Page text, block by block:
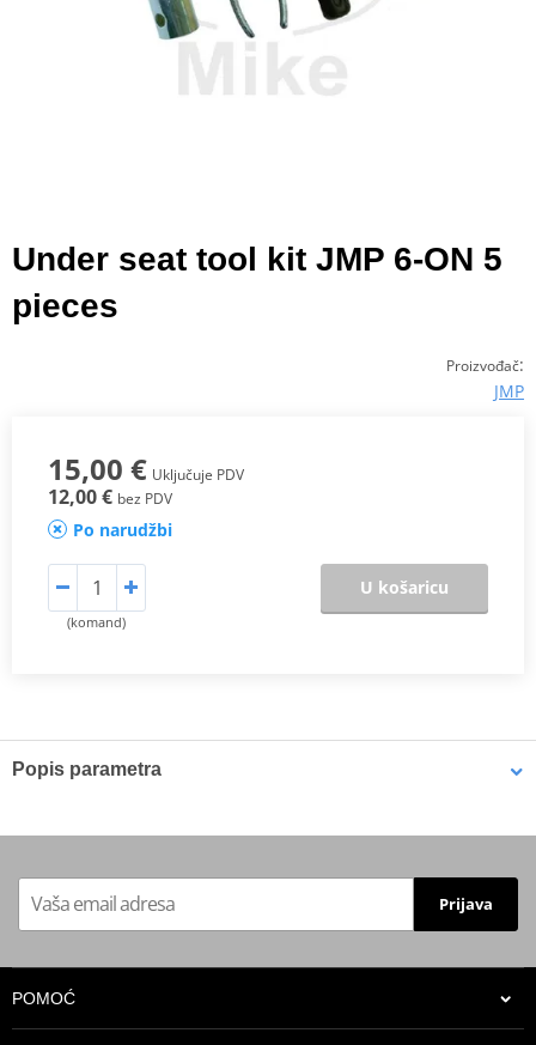
Under seat tool kit JMP 6-ON 5
pieces
Proizvođač:
JMP
15,00 € Uključuje PDV
12,00 € bez PDV
Po narudžbi
(komand)
U košaricu
Popis parametra
Knebel, 16, 18 and 21mm
Prijava
POMOĆ